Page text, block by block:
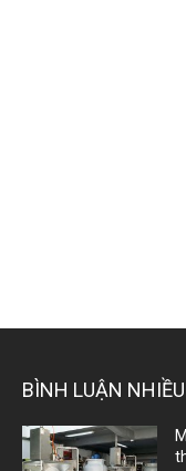
BÌNH LUẬN NHIỀU